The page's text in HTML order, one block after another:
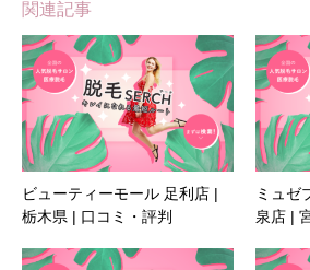
関連記事
ビューティーモール 足利店 |
栃木県 | 口コミ・評判
ミュゼ
泉店 |